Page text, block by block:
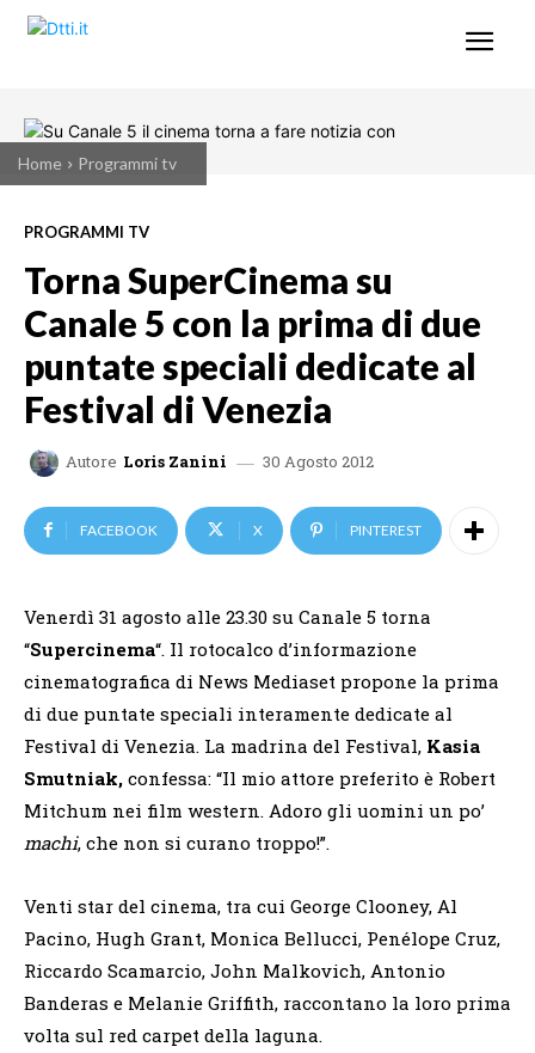
Home Programmi tv
PROGRAMMI TV
Torna SuperCinema su
Canale 5 con la prima di due
puntate speciali dedicate al
Festival di Venezia
Autore Loris Zanini 30 Agosto 2012
FACEBOOK X PINTEREST
Venerdì 31 agosto alle 23.30 su Canale 5 torna
“Supercinema“. Il rotocalco d’informazione
cinematografica di News Mediaset propone la prima
di due puntate speciali interamente dedicate al
Festival di Venezia. La madrina del Festival, Kasia
Smutniak, confessa: “Il mio attore preferito è Robert
Mitchum nei film western. Adoro gli uomini un po’
machi, che non si curano troppo!”.
Venti star del cinema, tra cui George Clooney, Al
Pacino, Hugh Grant, Monica Bellucci, Penélope Cruz,
Riccardo Scamarcio, John Malkovich, Antonio
Banderas e Melanie Griffith, raccontano la loro prima
volta sul red carpet della laguna.